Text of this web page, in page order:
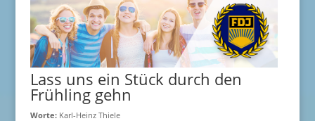
Lass uns ein Stück durch den
Frühling gehn
Worte:Karl-Heinz Thiele